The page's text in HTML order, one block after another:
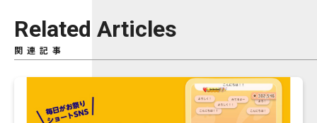
Related Articles
関連記事